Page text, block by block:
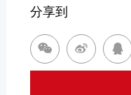
分享到
  